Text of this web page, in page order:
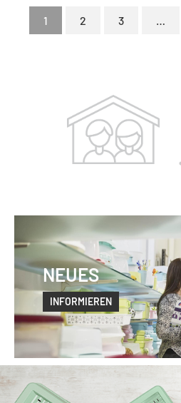
1 2 3 …
NEUES
INFORMIEREN